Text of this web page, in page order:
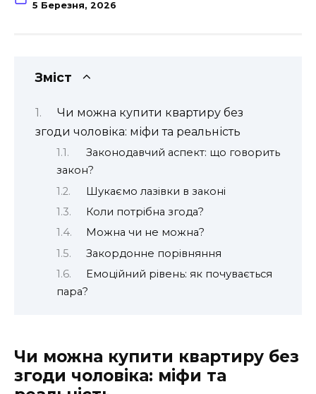
5 Березня, 2026
Зміст
Чи можна купити квартиру без
згоди чоловіка: міфи та реальність
Законодавчий аспект: що говорить
закон?
Шукаємо лазівки в законі
Коли потрібна згода?
Можна чи не можна?
Закордонне порівняння
Емоційний рівень: як почувається
пара?
Чи можна купити квартиру без
згоди чоловіка: міфи та